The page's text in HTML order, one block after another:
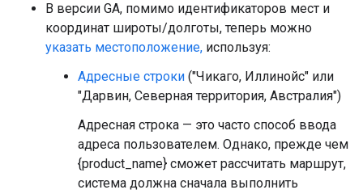
В версии GA, помимо идентификаторов мест и
координат широты/долготы, теперь можно
указать местоположение, используя:
Адресные строки ("Чикаго, Иллинойс" или
"Дарвин, Северная территория, Австралия")
Адресная строка — это часто способ ввода
адреса пользователем. Однако, прежде чем
{product_name} сможет рассчитать маршрут,
система должна сначала выполнить